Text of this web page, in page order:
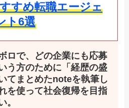
すめ転職エージェ
ト6選
ロで、どの企業にも応募
う方のために「経歴の盛
てまとめたnoteを執筆し
を使って社会復帰を目指
。